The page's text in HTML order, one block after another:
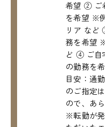
希望 ② ご
を希望 ※
リア など
務を希望
ど ④ ご自
の勤務を
目安：通
のご指定
ので、あ
※転勤が